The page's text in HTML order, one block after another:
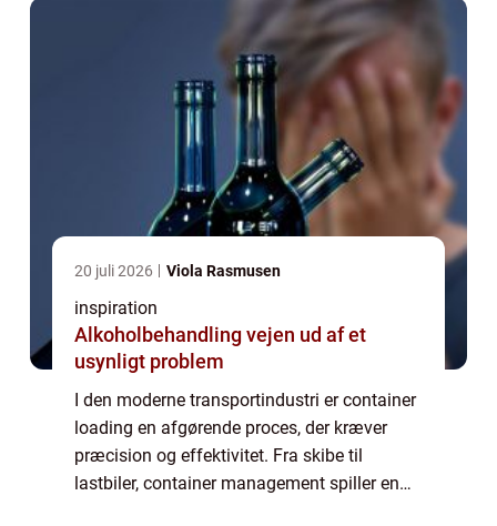
20 juli 2026 Viola Rasmusen
inspiration
Alkoholbehandling vejen ud af et
usynligt problem
I den moderne transportindustri er container
loading en afgørende proces, der kræver
præcision og effektivitet. Fra skibe til
lastbiler, container management spiller en